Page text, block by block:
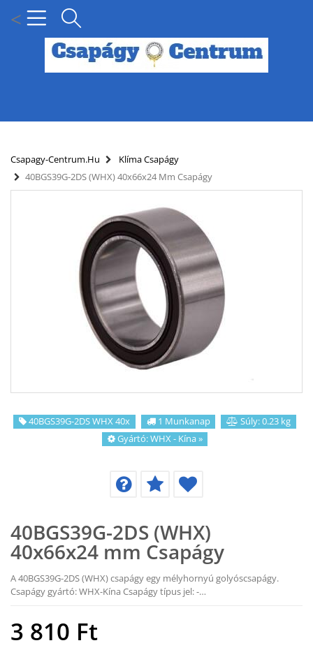
<
MENÜ
KÍNÁLATUNK
HÍREK
HOGYAN KERESSEN CSAPÁGY MÉRET SZERINT?
SZÁLLÍTÁSI INFORMÁCIÓK
PARTNERI KEDVEZMÉNYEK
Csapagy-Centrum.hu
Klíma Csapágy
40BGS39G-2DS (WHX) 40x66x24 Mm Csapágy
40BGS39G-2DS WHX 40x 1 Munkanap
Súly: 0.23 kg
Gyártó:WHX - Kína»
40BGS39G-2DS (WHX)
40x66x24 mm Csapágy
A 40BGS39G-2DS (WHX) csapágy egy mélyhornyú golyóscsapágy.
Csapágy gyártó: WHX-Kína Csapágy típus jel: -…
3 810 Ft